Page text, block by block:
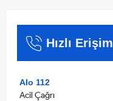
Hızlı Erişim
Alo 112
Acil Çağrı